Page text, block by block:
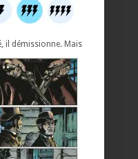
il démissionne. Mais